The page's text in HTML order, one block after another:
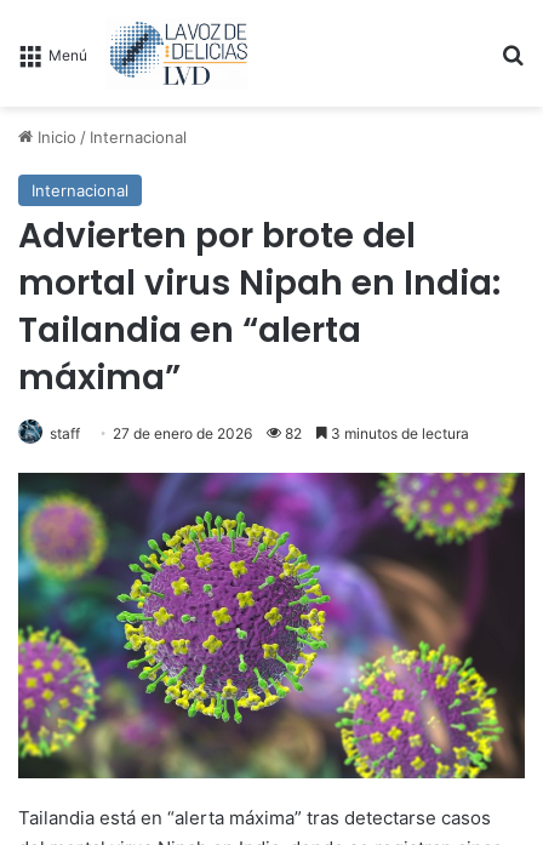
Menú
Inicio / Internacional
Internacional
Advierten por brote del
mortal virus Nipah en India:
Tailandia en “alerta
máxima”
staff 27 de enero de 2026 82 3 minutos de lectura
Tailandia está en “alerta máxima” tras detectarse casos